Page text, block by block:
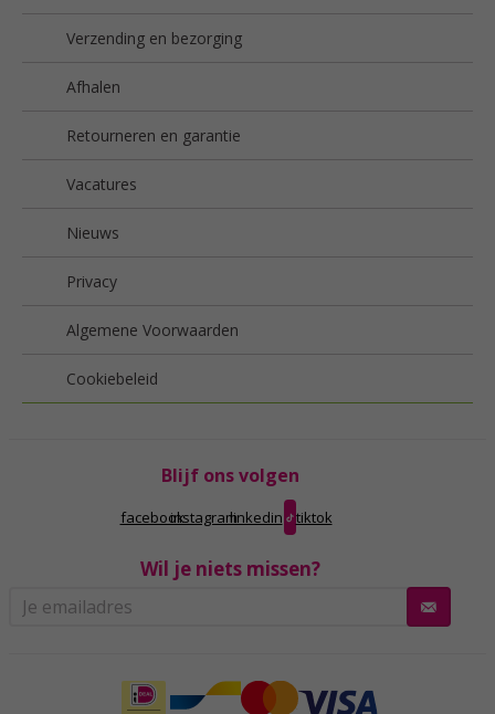
Verzending en bezorging
Afhalen
Retourneren en garantie
Vacatures
Nieuws
Privacy
Algemene Voorwaarden
Cookiebeleid
Blijf ons volgen
facebookinstagramlinkedin tiktok
Wil je niets missen?